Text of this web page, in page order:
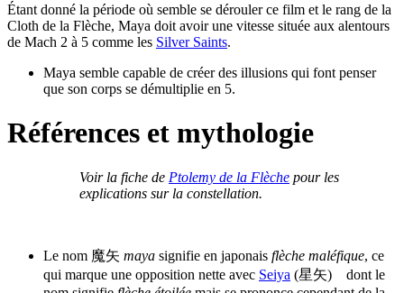
Étant donné la période où semble se dérouler ce film et le rang de la
Cloth de la Flèche, Maya doit avoir une vitesse située aux alentours
de Mach 2 à 5 comme les Silver Saints.
Maya semble capable de créer des illusions qui font penser
que son corps se démultiplie en 5.
Références et mythologie
Voir la fiche de Ptolemy de la Flèche pour les
explications sur la constellation.
Le nom 魔矢 maya signifie en japonais flèche maléfique, ce
qui marque une opposition nette avec Seiya (星矢) dont le